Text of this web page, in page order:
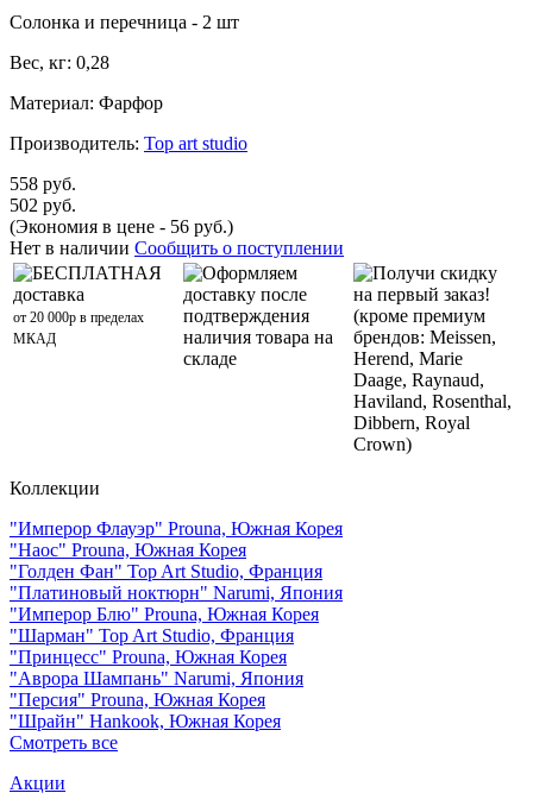
Солонка и перечница - 2 шт
Вес, кг: 0,28
Материал: Фарфор
Производитель: Top art studio
558 руб.
502 руб.
(Экономия в цене - 56 руб.)
Нет в наличии Сообщить о поступлении
БЕСПЛАТНАЯ
доставка
от 20 000р в пределах
МКАД
Оформляем
доставку после
подтверждения
наличия товара на
складе
Получи скидку
на первый заказ!
(кроме премиум
брендов: Meissen,
Herend, Marie
Daage, Raynaud,
Haviland, Rosenthal,
Dibbern, Royal
Crown)
Коллекции
"Имперор Флауэр" Prouna, Южная Корея
"Наос" Prouna, Южная Корея
"Голден Фан" Top Art Studio, Франция
"Платиновый ноктюрн" Narumi, Япония
"Имперор Блю" Prouna, Южная Корея
"Шарман" Top Art Studio, Франция
"Принцесс" Prouna, Южная Корея
"Аврора Шампань" Narumi, Япония
"Персия" Prouna, Южная Корея
"Шрайн" Hankook, Южная Корея
Смотреть все
Акции